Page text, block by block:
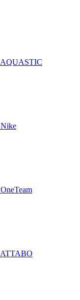
AQUASTIC
Nike
OneTeam
ATTABO